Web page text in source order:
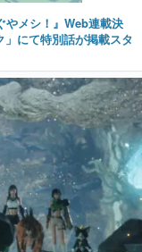
やメシ！』Web連載決
にて特別話が掲載スタ